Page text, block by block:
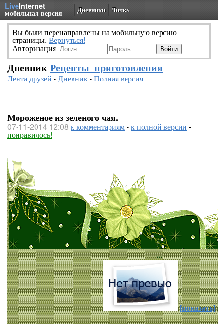
LiveInternet
мобильная версия Дневники Личка
Вы были перенаправлены на мобильную версию
страницы. Вернуться!
Авторизация
Дневник Рецепты_приготовления
Лента друзей -Дневник-Полная версия
Мороженое из зеленого чая.
07-11-2014 12:08 к комментариям-к полной версии -
понравилось!
...
[показать]